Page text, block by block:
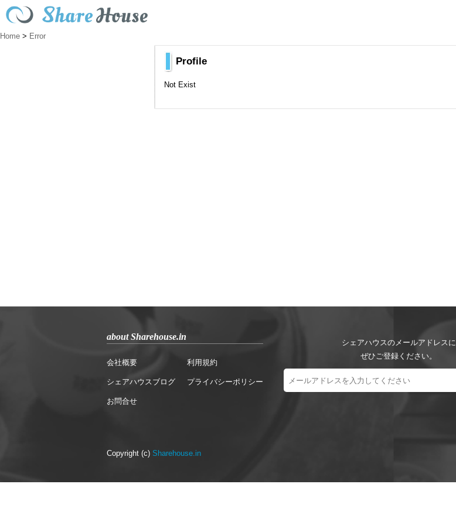
Home > Error
Profile
Not Exist
about Sharehouse.in
会社概要
シェアハウスブログ
お問合せ
利用規約
プライバシーポリシー
シェアハウスのメールアドレスに
ぜひご登録ください。
Copyright (c) Sharehouse.in